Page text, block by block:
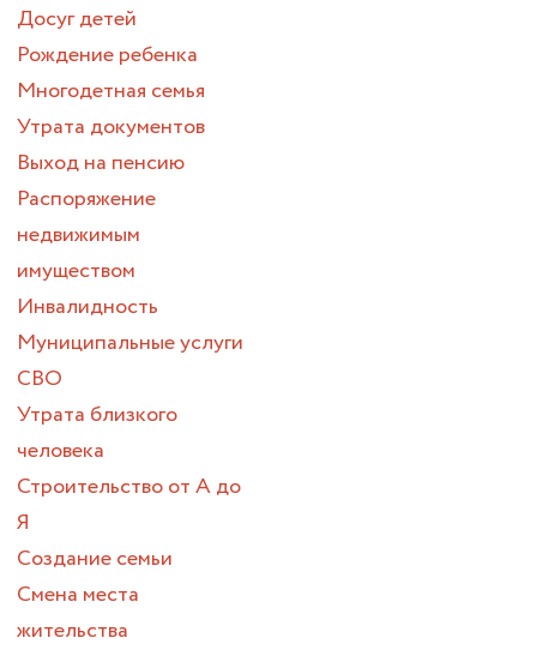
Досуг детей
Рождение ребенка
Многодетная семья
Утрата документов
Выход на пенсию
Распоряжение
недвижимым
имуществом
Инвалидность
Муниципальные услуги
СВО
Утрата близкого
человека
Строительство от А до
Я
Создание семьи
Смена места
жительства